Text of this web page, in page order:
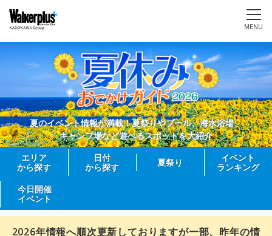
MENU
夏のイベント情報が満載！夏祭りやプール、海水浴場、
キャンプ場など遊べるスポットを大紹介
エリア
から探す
日付
から探す
夏祭り
イベント
ランキング
今日開催
イベント
2026年情報へ順次更新しておりますが一部、昨年の情